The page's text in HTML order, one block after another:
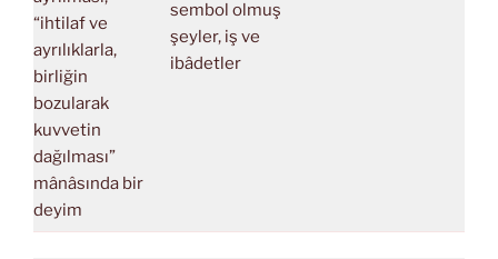
“ihtilaf ve
ayrılıklarla,
birliğin
bozularak
kuvvetin
dağılması”
mânâsında bir
deyim
sembol olmuş
şeyler, iş ve
ibâdetler